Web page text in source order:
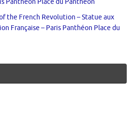
the French Revolution – Statue aux
Française – Paris Panthéon Place du